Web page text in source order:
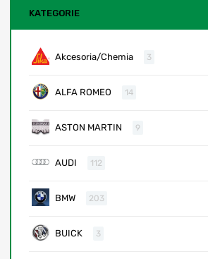
KATEGORIE
Akcesoria/Chemia 3
ALFA ROMEO 14
ASTON MARTIN 9
AUDI 112
BMW 203
BUICK 3